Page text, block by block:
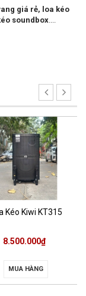
giá rẻ, loa kéo
soundbox....
Kiwi KT315
MUA HÀNG